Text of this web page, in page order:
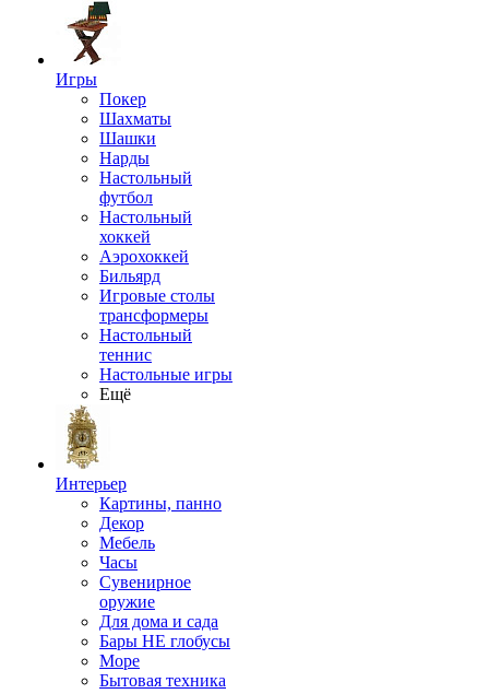
Игры
Покер
Шахматы
Шашки
Нарды
Настольный
футбол
Настольный
хоккей
Аэрохоккей
Бильярд
Игровые столы
трансформеры
Настольный
теннис
Настольные игры
Ещё
Интерьер
Картины, панно
Декор
Мебель
Часы
Сувенирное
оружие
Для дома и сада
Бары НЕ глобусы
Море
Бытовая техника